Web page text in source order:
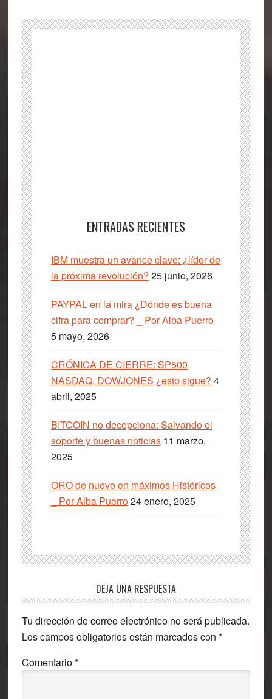
ENTRADAS RECIENTES
IBM muestra un avance clave: ¿líder de
la próxima revolución? 25 junio, 2026
PAYPAL en la mira ¿Dónde es buena
cifra para comprar? _ Por Alba Puerro
5 mayo, 2026
CRÓNICA DE CIERRE: SP500,
NASDAQ, DOWJONES ¿esto sigue? 4
abril, 2025
BITCOIN no decepciona: Salvando el
soporte y buenas noticias 11 marzo,
2025
ORO de nuevo en máximos Históricos
_ Por Alba Puerro24 enero, 2025
Interacciones
con
los
lectores
DEJA UNA RESPUESTA
Tu dirección de correo electrónico no será publicada.
Los campos obligatorios están marcados con *
Comentario*